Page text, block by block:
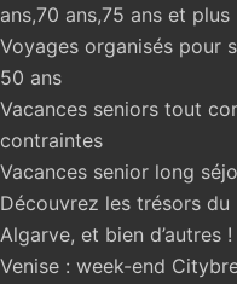
ans,70 ans,75 ans et plus
Voyages organisés pour
50 ans
Vacances seniors tout
contraintes
Vacances senior long
Découvrez les trésors
Algarve, et bien d’autres !
Venise : week-end